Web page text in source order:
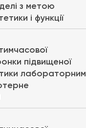
з метою
і функції
підвищеної
лабораторним